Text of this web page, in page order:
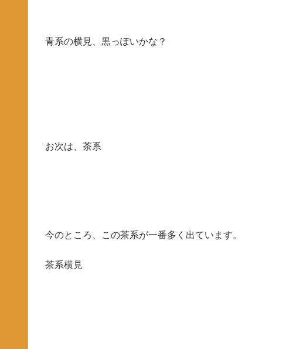
青系の横見、黒っぽいかな？
お次は、茶系
今のところ、この茶系が一番多く出ています。
茶系横見